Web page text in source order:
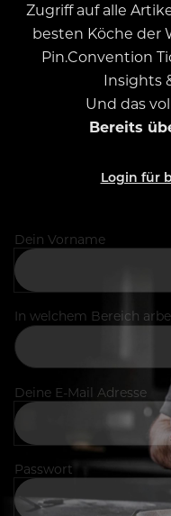
Zugriff auf alle
besten Köche der
Pin.Convention
Insights
Und das
Bereits
Login für
Dein Vorname
In welchem Bereich
Deine E-Mail Adresse
Passwort